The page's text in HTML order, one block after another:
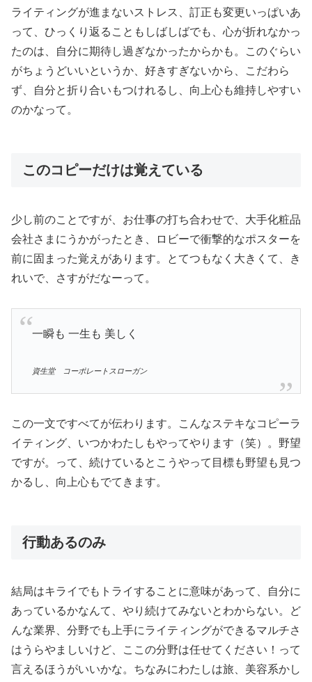
ライティングが進まないストレス、訂正も変更いっぱいあ
って、ひっくり返ることもしばしばでも、心が折れなかっ
たのは、自分に期待し過ぎなかったからかも。このぐらい
がちょうどいいというか、好きすぎないから、こだわら
ず、自分と折り合いもつけれるし、向上心も維持しやすい
のかなって。
このコピーだけは覚えている
少し前のことですが、お仕事の打ち合わせで、大手化粧品
会社さまにうかがったとき、ロビーで衝撃的なポスターを
前に固まった覚えがあります。とてつもなく大きくて、き
れいで、さすがだなーって。
一瞬も 一生も 美しく
資生堂 コーポレートスローガン
この一文ですべてが伝わります。こんなステキなコピーラ
イティング、いつかわたしもやってやります（笑）。野望
ですが。って、続けているとこうやって目標も野望も見つ
かるし、向上心もでてきます。
行動あるのみ
結局はキライでもトライすることに意味があって、自分に
あっているかなんて、やり続けてみないとわからない。ど
んな業界、分野でも上手にライティングができるマルチさ
はうらやましいけど、ここの分野は任せてください！って
言えるほうがいいかな。ちなみにわたしは旅、美容系かし